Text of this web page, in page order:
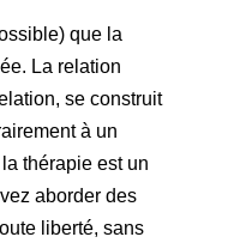
que la
La relation
se construit
à un
thérapie est un
aborder des
liberté, sans